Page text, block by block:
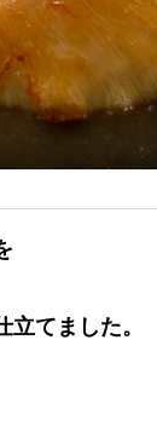
てました。